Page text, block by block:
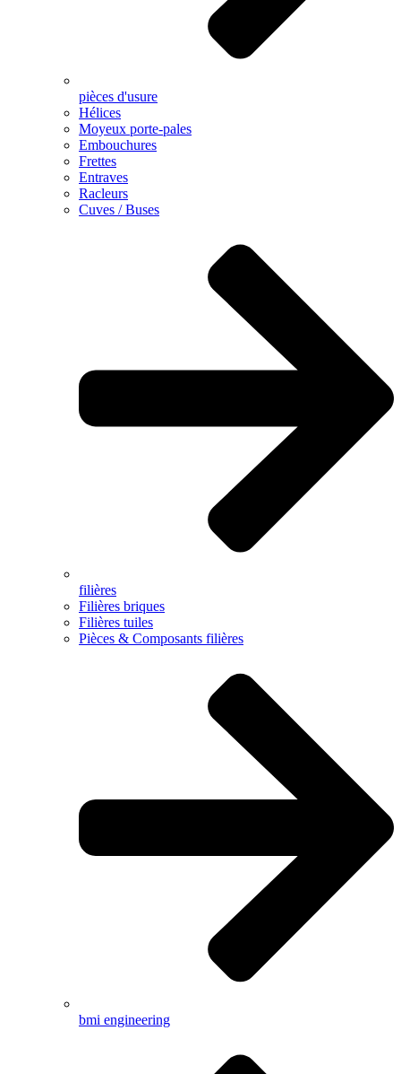
pièces d'usure
Hélices
Moyeux porte-pales
Embouchures
Frettes
Entraves
Racleurs
Cuves / Buses
filières
Filières briques
Filières tuiles
Pièces & Composants filières
bmi engineering